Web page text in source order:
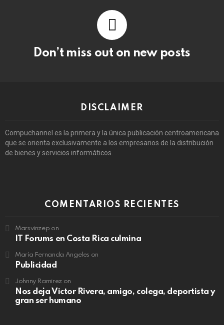
Don’t miss out on new posts
DISCLAIMER
Compuchannel es la primera y la única publicación centroamericana
que se orienta exclusivamente a los empresarios de la distribución
de bienes y servicios informáticos.
COMENTARIOS RECIENTES
Marsvinzep on
IT Forums en Costa Rica culmina
María Fernanda Angeles on
Publicidad
Johnny Ramirezon
Nos deja Victor Rivera, amigo, colega, deportista y
gran ser humano